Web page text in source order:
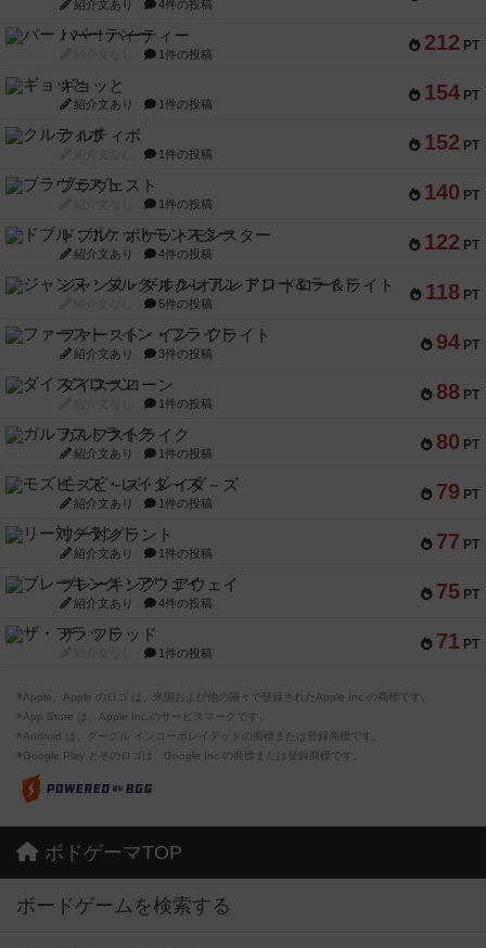
紹介文あり 4件の投稿
212 PT
バー！パーティー
1件の投稿
154 PT
ギョッと
紹介文あり 1件の投稿
152 PT
クルティボ
1件の投稿
140 PT
ブラヴェスト
1件の投稿
122 PT
ドブル：ポケットモンスター
紹介文あり 4件の投稿
118 PT
ジャンヌ・ダルク-オルレアン ドロー＆ライト
5件の投稿
94 PT
ファースト・イン・フライト
紹介文あり 3件の投稿
88 PT
ダイススローン
1件の投稿
80 PT
ガルフストライク
紹介文あり 1件の投稿
79 PT
モズビ－ズ・レイダ－ズ
紹介文あり 1件の投稿
77 PT
リー対グラント
紹介文あり 1件の投稿
75 PT
ブレーキング・アウェイ
紹介文あり 4件の投稿
71 PT
ザ・フラッド
1件の投稿
※Apple、Apple のロゴ は、米国および他の国々で登録されたApple Inc.の商標です。
※App Store は、Apple Inc.のサービスマークです。
※Android は、グーグル インコーポレイテッドの商標または登録商標です。
※Google Play とそのロゴは、Google Inc.の商標または登録商標です。
ボドゲーマTOP
ボードゲームを検索する